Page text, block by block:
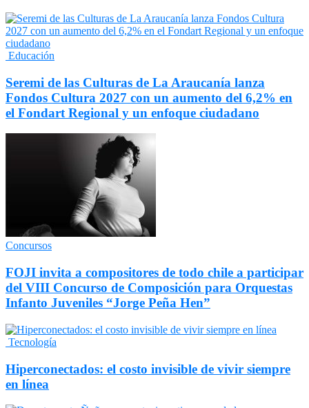
Educación
Seremi de las Culturas de La Araucanía lanza
Fondos Cultura 2027 con un aumento del 6,2% en
el Fondart Regional y un enfoque ciudadano
Concursos
FOJI invita a compositores de todo chile a participar
del VIII Concurso de Composición para Orquestas
Infanto Juveniles “Jorge Peña Hen”
Tecnología
Hiperconectados: el costo invisible de vivir siempre
en línea